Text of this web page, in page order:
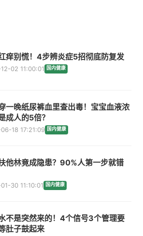
痒别慌！4步辨炎症5招彻底防复发
02 11:00:01 国内健康
一晚纸尿裤血里查出毒！宝宝血液浓
成人的5倍？
18 17:21:09 国内健康
他林竟成隐患？90%人第一步就错
30 11:10:01 国内健康
不是突然来的！4个信号3个管理要
肚子鼓起来